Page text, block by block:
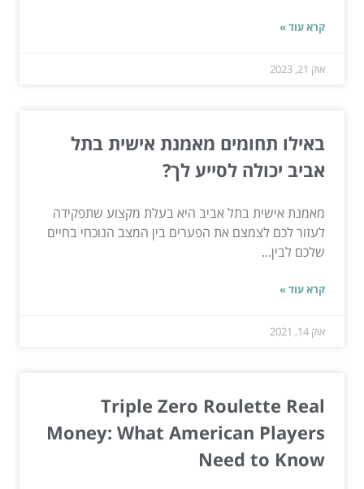
קרא עוד »
אוק 21, 2023
באילו תחומים מאמנת אישית בתל
אביב יכולה לסייע לך?
מאמנת אישית בתל אביב היא בעלת מקצוע שתפקידה
לעזור לכם לצמצם את הפערים בין המצב הנוכחי בחיים
שלכם לבין...
קרא עוד »
אוק 14, 2021
Triple Zero Roulette Real
Money: What American Players
Need to Know